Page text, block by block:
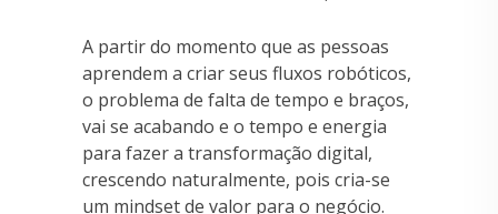
A partir do momento que as pessoas
aprendem a criar seus fluxos robóticos,
o problema de falta de tempo e braços,
vai se acabando e o tempo e energia
para fazer a transformação digital,
crescendo naturalmente, pois cria-se
um mindset de valor para o negócio.